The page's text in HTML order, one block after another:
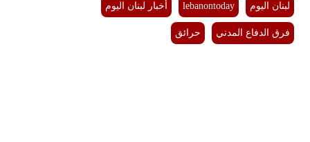
لبنان اليوم lebanontoday أخبار لبنان اليوم
فرق الدفاع المدني حرائق